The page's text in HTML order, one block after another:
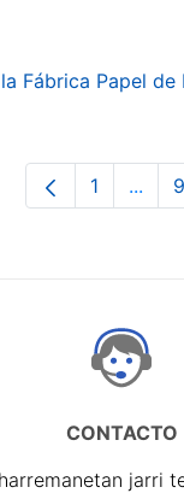
Fábrica Papel de
Orrialdea
1 ... 9
CONTACTO
jarri